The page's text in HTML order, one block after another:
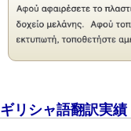
ギリシャ語翻訳実績